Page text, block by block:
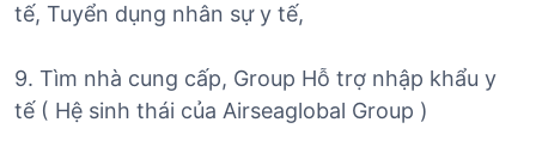
tế, Tuyển dụng nhân sự y tế,
9. Tìm nhà cung cấp, Group Hỗ trợ nhập khẩu y
tế ( Hệ sinh thái của Airseaglobal Group )